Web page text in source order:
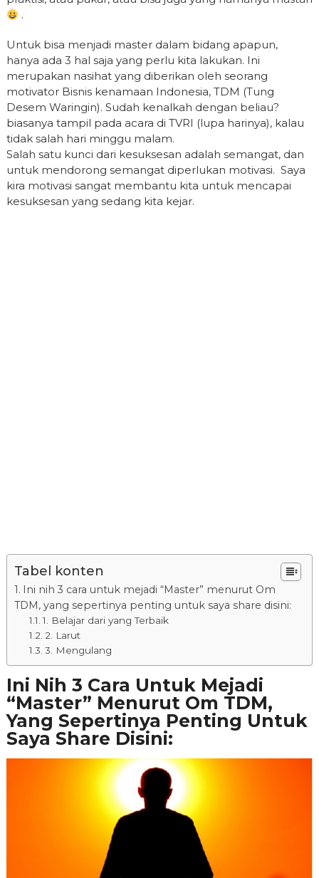
.
Untuk bisa menjadi master dalam bidang apapun,
hanya ada 3 hal saja yang perlu kita lakukan. Ini
merupakan nasihat yang diberikan oleh seorang
motivator Bisnis kenamaan Indonesia, TDM (Tung
Desem Waringin). Sudah kenalkah dengan beliau?
biasanya tampil pada acara di TVRI (lupa harinya), kalau
tidak salah hari minggu malam.
Salah satu kunci dari kesuksesan adalah semangat, dan
untuk mendorong semangat diperlukan motivasi. Saya
kira motivasi sangat membantu kita untuk mencapai
kesuksesan yang sedang kita kejar.
Tabel konten
Ini nih 3 cara untuk mejadi “Master” menurut Om
TDM, yang sepertinya penting untuk saya share disini:
1. Belajar dari yang Terbaik
2. Larut
3. Mengulang
Ini Nih 3 Cara Untuk Mejadi
“Master” Menurut Om TDM,
Yang Sepertinya Penting Untuk
Saya Share Disini: